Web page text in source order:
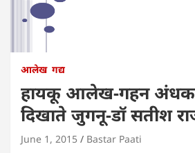
आलेख गद्य
हायकू आलेख-गहन
दिखाते जुगनू-डॉ सतीश
June 1, 2015 Bastar Paati